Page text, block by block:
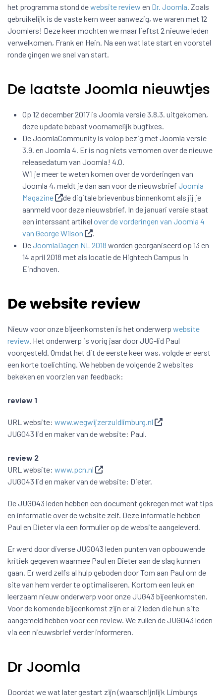
het programma stond dewebsite review en Dr. Joomla. Zoals
gebruikelijk is de vaste kern weer aanwezig, we waren met 12
Joomlers! Deze keer mochten we maar lieftst 2 nieuwe leden
verwelkomen, Frank en Hein. Na een wat late start en voorstel
ronde gingen we snel van start.
De laatste Joomla nieuwtjes
Op 12 december 2017 is Joomla versie 3.8.3. uitgekomen,
deze update bebast voornamelijk bugfixes.
De JoomlaCommunity is volop bezig met Joomla versie
3.9. en Joomla 4. Er is nog niets vernomen over de nieuwe
releasedatum van Joomla! 4.0.
Wil je meer te weten komen over de vorderingen van
Joomla 4, meldt je dan aan voor de nieuwsbrief Joomla
Magazine
de digitale brievenbus binnenkomt als jij je
aanmeld voor deze nieuwsbrief. In de januari versie staat
een interssant artikel over de vorderingen van Joomla 4
van George Wilson
.
DeJoomlaDagen NL 2018 worden georganiseerd op 13 en
14 april 2018 met als locatie de Hightech Campus in
Eindhoven.
De website review
Nieuw voor onze bijeenkomsten is het onderwerp website
review. Het onderwerp is vorig jaar door JUG-lid Paul
voorgesteld. Omdat het dit de eerste keer was, volgde er eerst
een korte toelichting. We hebben de volgende 2 websites
bekeken en voorzien van feedback:
review 1
URL website: www.wegwijzerzuidlimburg.nl
JUG043 lid en maker van de website: Paul.
review 2
URL website: www.pcn.nl
JUG043 lid en maker van de website: Dieter.
De JUG043 leden hebben een document gekregen met wat tips
en informatie over de website zelf. Deze informatie hebben
Paul en Dieter via een formulier op de website aangeleverd.
Er werd door diverse JUG043 leden punten van opbouwende
kritiek gegeven waarmee Paul en Dieter aan de slag kunnen
gaan. Er werd zelfs al hulp geboden door Tom aan Paul om de
site van hem verder te optimaliseren. Kortom een leuk en
leerzaam nieuw onderwerp voor onze JUG43 bijeenkomsten.
Voor de komende bijeenkomst zijn er al 2 leden die hun site
aangemeld hebben voor een review. We zullen de JUG043 leden
via een nieuwsbrief verder informeren.
Dr Joomla
Doordat we wat later gestart zijn (waarschijnlijk Limburgs